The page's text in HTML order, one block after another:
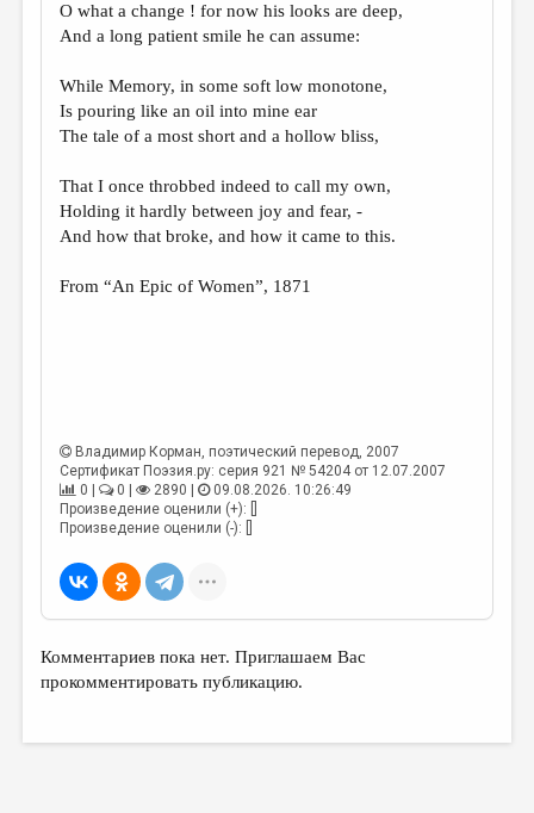
O what a change ! for now his looks are deep,
And a long patient smile he can assume:
While Memory, in some soft low monotone,
Is pouring like an oil into mine ear
The tale of a most short and a hollow bliss,
That I once throbbed indeed to call my own,
Holding it hardly between joy and fear, -
And how that broke, and how it came to this.
From “An Epic of Women”, 1871
Владимир Корман, поэтический перевод, 2007
Сертификат Поэзия.ру: серия 921 № 54204 от 12.07.2007
0 |
0 | 2890 |
09.08.2026. 10:26:49
Произведение оценили (+): []
Произведение оценили (-): []
Комментариев пока нет. Приглашаем Вас
прокомментировать публикацию.